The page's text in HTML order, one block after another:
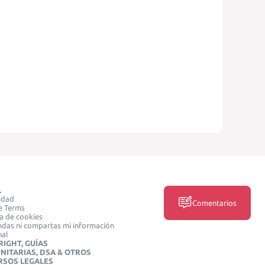
Terms
de cookies
ni compartas mi información
GUÍAS
DSA & OTROS
LEGALES
Comentarios